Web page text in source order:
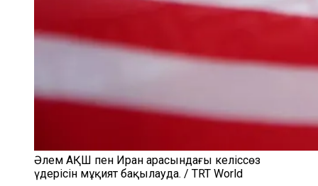
Әлем АҚШ пен Иран арасындағы келіссөз
үдерісін мұқият бақылауда. / TRT World